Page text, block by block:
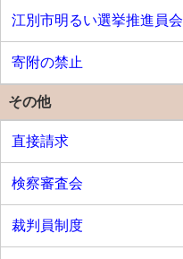
江別市明るい選挙推進員会
寄附の禁止
その他
直接請求
検察審査会
裁判員制度